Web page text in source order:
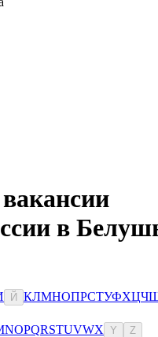
в
Й КЛМНОПРСТУФХЦЧ
NOPQRSTUVWX Y Z